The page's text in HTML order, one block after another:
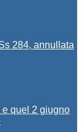
284, annullata
quel 2 giugno